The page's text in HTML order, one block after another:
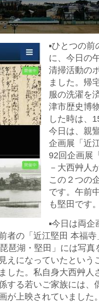
▪️ひとつの
に、今日の
清掃活動の
ました。帰
服の洗濯を
津市歴史博
した時は、
今日は、親
企画展「近
92回企画展
－大西艸人
この２つの
です。午前
も堅田です
▪️今日は両
者の「近江堅田 本福
琶湖・堅田」には写真
えになっていたという
した。私自身大西艸人
する若いご家族には、
が上映されていました